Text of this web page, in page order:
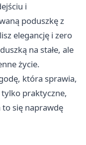
i
poduszkę z
elegancję i zero
na stałe, ale
życie.
która sprawia,
tylko praktyczne,
się naprawdę